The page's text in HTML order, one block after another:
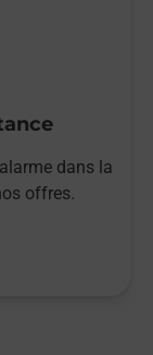
dans la
offres.